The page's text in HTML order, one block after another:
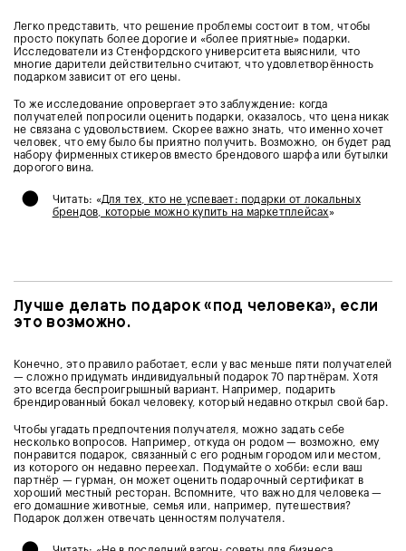
Легко представить, что решение проблемы состоит в том, чтобы
просто покупать более дорогие и «более приятные» подарки.
Исследователи из Стенфордского университета выяснили, что
многие дарители действительно считают, что удовлетворённость
подарком зависит от его цены.
То же исследование опровергает это заблуждение: когда
получателей попросили оценить подарки, оказалось, что цена никак
не связана с удовольствием. Скорее важно знать, что именно хочет
человек, что ему было бы приятно получить. Возможно, он будет рад
набору фирменных стикеров вместо брендового шарфа или бутылки
дорогого вина.
• Читать: «Для тех, кто не успевает: подарки от локальных
брендов, которые можно купить на маркетплейсах»
Лучше делать подарок «под человека», если
это возможно.
Конечно, это правило работает, если у вас меньше пяти получателей
— сложно придумать индивидуальный подарок 70 партнёрам. Хотя
это всегда беспроигрышный вариант. Например, подарить
брендированный бокал человеку, который недавно открыл свой бар.
Чтобы угадать предпочтения получателя, можно задать себе
несколько вопросов. Например, откуда он родом — возможно, ему
понравится подарок, связанный с его родным городом или местом,
из которого он недавно переехал. Подумайте о хобби: если ваш
партнёр — гурман, он может оценить подарочный сертификат в
хороший местный ресторан. Вспомните, что важно для человека —
его домашние животные, семья или, например, путешествия?
Подарок должен отвечать ценностям получателя.